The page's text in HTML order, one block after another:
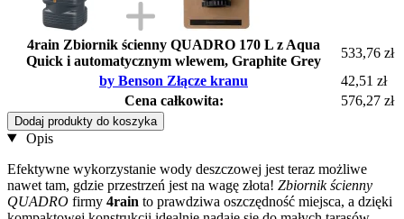
4rain Zbiornik ścienny QUADRO 170 L z Aqua
Quick i automatycznym wlewem, Graphite Grey
533,76 zł
by Benson Złącze kranu
42,51 zł
Cena całkowita:
576,27 zł
Dodaj produkty do koszyka
Opis
Efektywne wykorzystanie wody deszczowej jest teraz możliwe
nawet tam, gdzie przestrzeń jest na wagę złota! Zbiornik ścienny
QUADRO firmy 4rain to prawdziwa oszczędność miejsca, a dzięki